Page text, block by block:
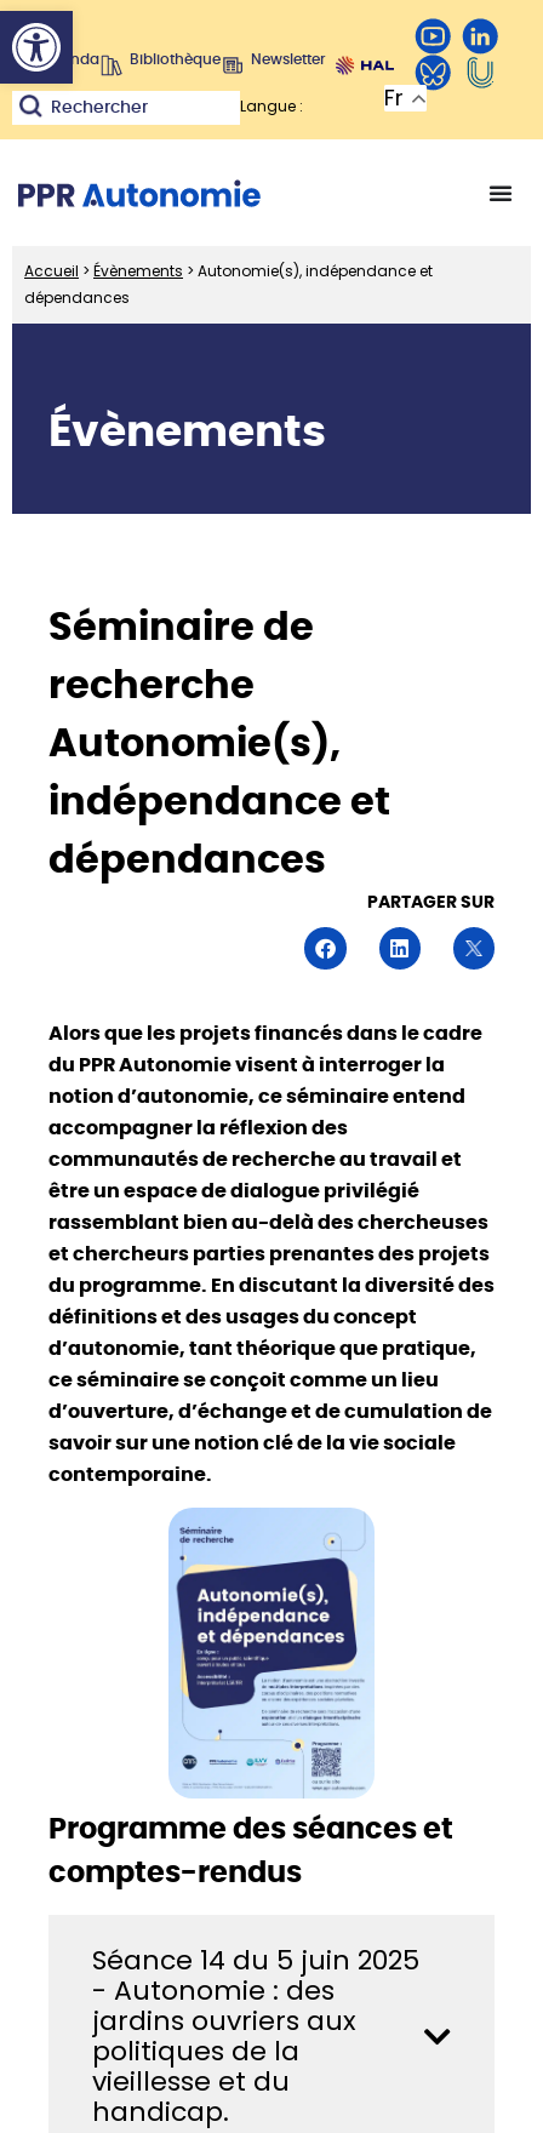
Ouvrir la barre d’outils
Agenda Bibliothèque Newsletter
Rechercher Langue : Fr
Accueil > Évènements > Autonomie(s), indépendance et
dépendances
Évènements
Séminaire de
recherche
Autonomie(s),
indépendance et
dépendances
PARTAGER SUR
Alors que les projets financés dans le cadre
du PPR Autonomie visent à interroger la
notion d’autonomie, ce séminaire entend
accompagner la réflexion des
communautés de recherche au travail et
être un espace de dialogue privilégié
rassemblant bien au-delà des chercheuses
et chercheurs parties prenantes des projets
du programme. En discutant la diversité des
définitions et des usages du concept
d’autonomie, tant théorique que pratique,
ce séminaire se conçoit comme un lieu
d’ouverture, d’échange et de cumulation de
savoir sur une notion clé de la vie sociale
contemporaine.
Programme des séances et
comptes-rendus
Séance 14 du 5 juin 2025
- Autonomie : des
jardins ouvriers aux
politiques de la
vieillesse et du
handicap.